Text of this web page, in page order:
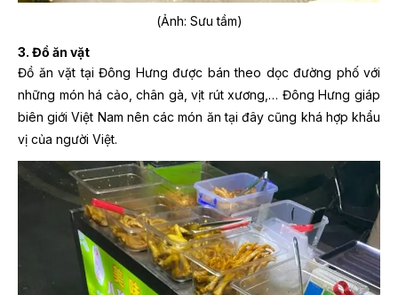
(Ảnh: Sưu tầm)
3. Đồ ăn vặt
Đồ ăn vặt tại Đông Hưng được bán theo dọc đường phố với
những món há cảo, chân gà, vịt rút xương,… Đông Hưng giáp
biên giới Việt Nam nên các món ăn tại đây cũng khá hợp khẩu
vị của người Việt.